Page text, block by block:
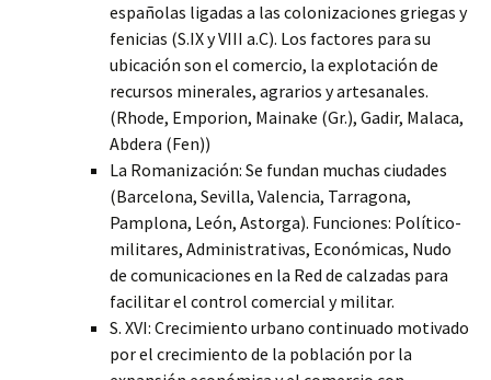
españolas ligadas a las colonizaciones griegas y
fenicias (S.IX y VIII a.C). Los factores para su
ubicación son el comercio, la explotación de
recursos minerales, agrarios y artesanales.
(Rhode, Emporion, Mainake (Gr.), Gadir, Malaca,
Abdera (Fen))
La Romanización: Se fundan muchas ciudades
(Barcelona, Sevilla, Valencia, Tarragona,
Pamplona, León, Astorga). Funciones: Político-
militares, Administrativas, Económicas, Nudo
de comunicaciones en la Red de calzadas para
facilitar el control comercial y militar.
S. XVI: Crecimiento urbano continuado motivado
por el crecimiento de la población por la